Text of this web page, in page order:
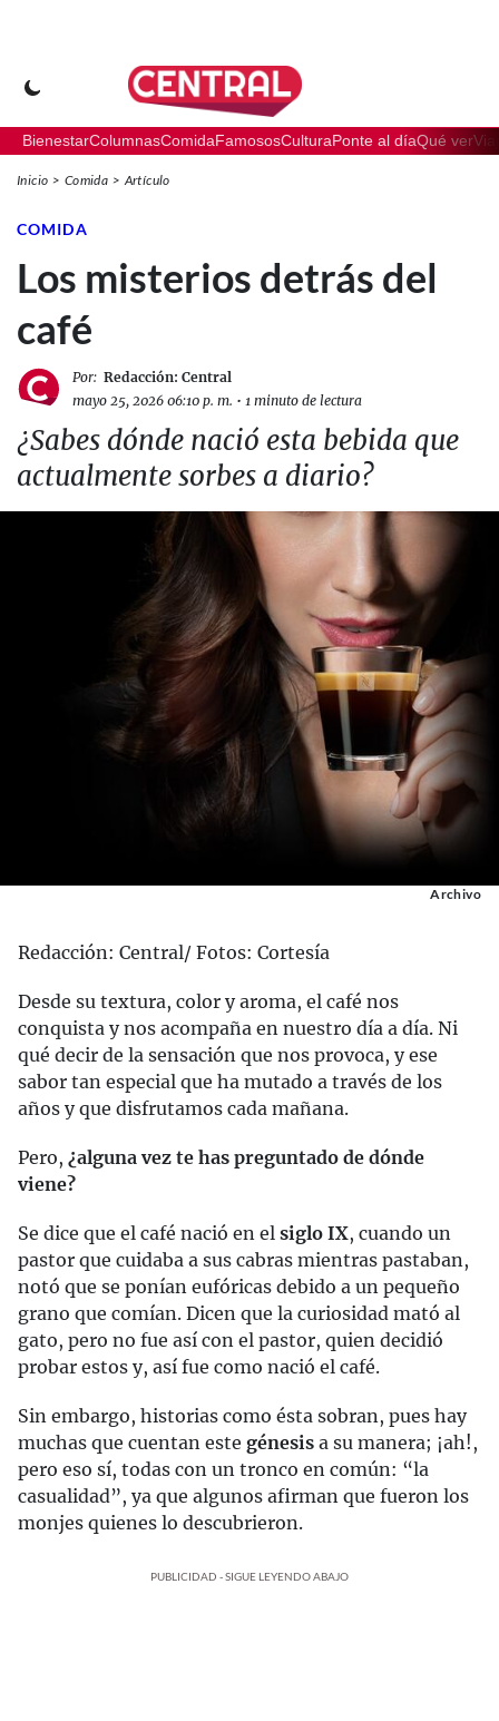
BienestarColumnasComidaFamososCulturaPonte al díaQué ver
Inicio Comida Artículo
COMIDA
Los misterios detrás del
café
Por: Redacción: Central
mayo 25, 2026 06:10 p. m. • 1 minuto de lectura
¿Sabes dónde nació esta bebida que
actualmente sorbes a diario?
Archivo
Redacción: Central/ Fotos: Cortesía
Desde su textura, color y aroma, el café nos
conquista y nos acompaña en nuestro día a día. Ni
qué decir de la sensación que nos provoca, y ese
sabor tan especial que ha mutado a través de los
años y que disfrutamos cada mañana.
Pero, ¿alguna vez te has preguntado de dónde
viene?
Se dice que el café nació en el siglo IX, cuando un
pastor que cuidaba a sus cabras mientras pastaban,
notó que se ponían eufóricas debido a un pequeño
grano que comían. Dicen que la curiosidad mató al
gato, pero no fue así con el pastor, quien decidió
probar estos y, así fue como nació el café.
Sin embargo, historias como ésta sobran, pues hay
muchas que cuentan este génesis a su manera; ¡ah!,
pero eso sí, todas con un tronco en común: “la
casualidad”, ya que algunos afirman que fueron los
monjes quienes lo descubrieron.
PUBLICIDAD - SIGUE LEYENDO ABAJO